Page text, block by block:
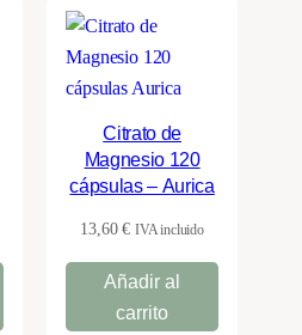
Citrato de
Magnesio 120
cápsulas – Aurica
13,60€ IVA incluido
Añadir al
carrito